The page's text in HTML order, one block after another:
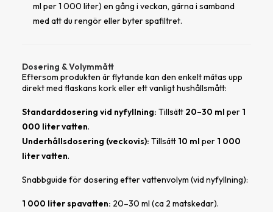
ml per 1 000 liter) en gång i veckan, gärna i samband
med att du rengör eller byter spafiltret.
Dosering & Volymmått
Eftersom produkten är flytande kan den enkelt mätas upp
direkt med flaskans kork eller ett vanligt hushållsmått:
Standarddosering vid nyfyllning: Tillsätt 20–30 ml per 1
000 liter vatten.
Underhållsdosering (veckovis): Tillsätt 10 ml per 1 000
liter vatten.
Snabbguide för dosering efter vattenvolym (vid nyfyllning):
1 000 liter spavatten: 20–30 ml (ca 2 matskedar).